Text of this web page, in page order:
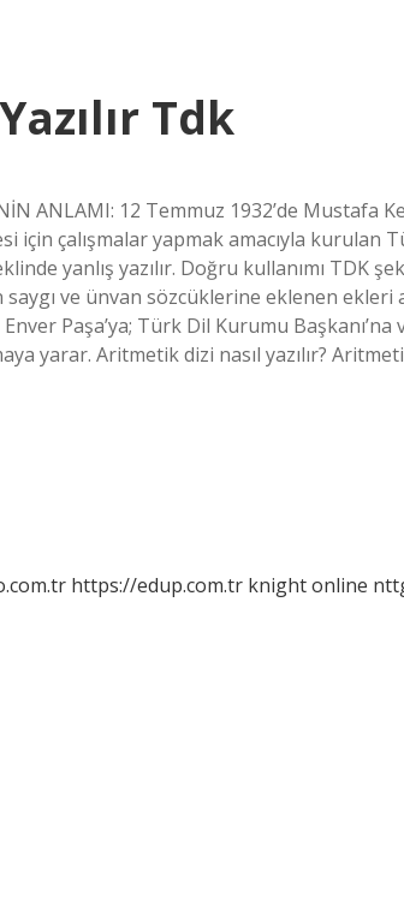
Tdk
ANLAMI: 12 Temmuz 1932’de Mustafa
için çalışmalar yapmak amacıyla kurulan
yanlış yazılır. Doğru kullanımı TDK
saygı ve ünvan sözcüklerine eklenen
Enver Paşa’ya; Türk Dil Kurumu
yarar. Aritmetik dizi nasıl yazılır?
https://edup.com.tr knight online